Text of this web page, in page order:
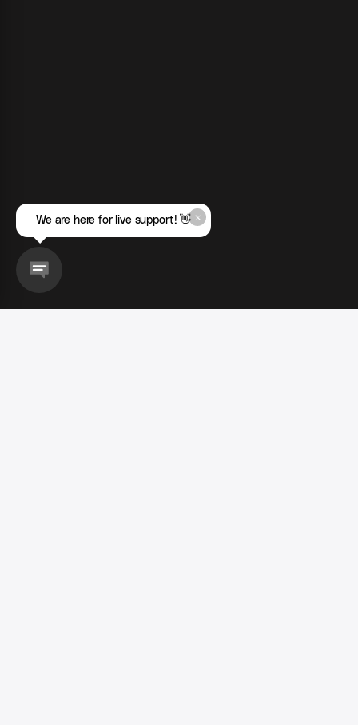
We are here for live support! 👋